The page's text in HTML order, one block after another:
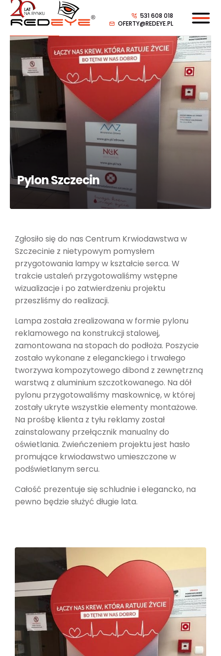
531 608 018
OFERTY@REDEYE.PL
Pylon Szczecin
Zgłosiło się do nas Centrum Krwiodawstwa w
Szczecinie z nietypowym pomysłem
przygotowania lampy w kształcie serca. W
trakcie ustaleń przygotowaliśmy wstępne
wizualizacje i po zatwierdzeniu projektu
przeszliśmy do realizacji.
Lampa została zrealizowana w formie pylonu
reklamowego na konstrukcji stalowej,
zamontowana na stopach do podłoża. Poszycie
zostało wykonane z eleganckiego i trwałego
tworzywa kompozytowego dibond z zewnętrzną
warstwą z aluminium szczotkowanego. Na dół
pylonu przygotowaliśmy maskownicę, w której
zostały ukryte wszystkie elementy montażowe.
Na prośbę klienta z tyłu reklamy został
zainstalowany przełącznik manualny do
oświetlania. Zwieńczeniem projektu jest hasło
promujące krwiodawstwo umieszczone w
podświetlanym sercu.
Całość prezentuje się schludnie i elegancko, na
pewno będzie służyć długie lata.